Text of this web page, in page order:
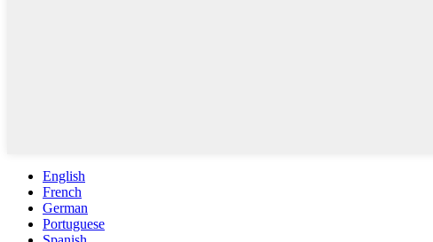
English
French
German
Portuguese